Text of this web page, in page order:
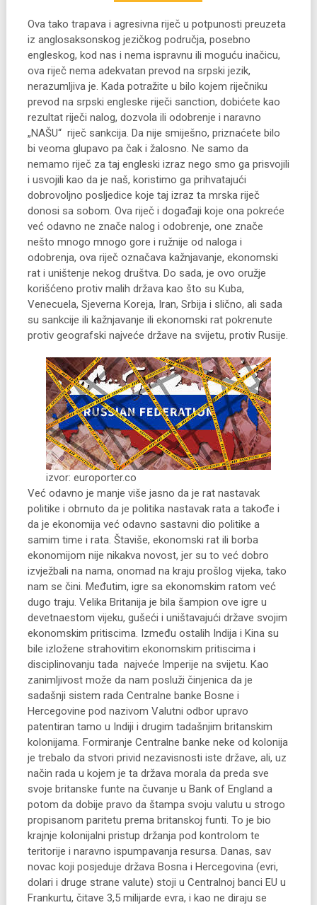
Ova tako trapava i agresivna riječ u potpunosti preuzeta
iz anglosaksonskog jezičkog područja, posebno
engleskog, kod nas i nema ispravnu ili moguću inačicu,
ova riječ nema adekvatan prevod na srpski jezik,
nerazumljiva je. Kada potražite u bilo kojem riječniku
prevod na srpski engleske riječi sanction, dobićete kao
rezultat riječi nalog, dozvola ili odobrenje i naravno
„NAŠU“ riječ sankcija. Da nije smiješno, priznaćete bilo
bi veoma glupavo pa čak i žalosno. Ne samo da
nemamo riječ za taj engleski izraz nego smo ga prisvojili
i usvojili kao da je naš, koristimo ga prihvatajući
dobrovoljno posljedice koje taj izraz ta mrska riječ
donosi sa sobom. Ova riječ i događaji koje ona pokreće
već odavno ne znače nalog i odobrenje, one znače
nešto mnogo mnogo gore i ružnije od naloga i
odobrenja, ova riječ označava kažnjavanje, ekonomski
rat i uništenje nekog društva. Do sada, je ovo oružje
korišćeno protiv malih država kao što su Kuba,
Venecuela, Sjeverna Koreja, Iran, Srbija i slično, ali sada
su sankcije ili kažnjavanje ili ekonomski rat pokrenute
protiv geografski najveće države na svijetu, protiv Rusije.
izvor: europorter.co
Već odavno je manje više jasno da je rat nastavak
politike i obrnuto da je politika nastavak rata a takođe i
da je ekonomija već odavno sastavni dio politike a
samim time i rata. Štaviše, ekonomski rat ili borba
ekonomijom nije nikakva novost, jer su to već dobro
izvježbali na nama, onomad na kraju prošlog vijeka, tako
nam se čini. Međutim, igre sa ekonomskim ratom već
dugo traju. Velika Britanija je bila šampion ove igre u
devetnaestom vijeku, gušeći i uništavajući države svojim
ekonomskim pritiscima. Između ostalih Indija i Kina su
bile izložene strahovitim ekonomskim pritiscima i
disciplinovanju tada najveće Imperije na svijetu. Kao
zanimljivost može da nam posluži činjenica da je
sadašnji sistem rada Centralne banke Bosne i
Hercegovine pod nazivom Valutni odbor upravo
patentiran tamo u Indiji i drugim tadašnjim britanskim
kolonijama. Formiranje Centralne banke neke od kolonija
je trebalo da stvori privid nezavisnosti iste države, ali, uz
način rada u kojem je ta država morala da preda sve
svoje britanske funte na čuvanje u Bank of England a
potom da dobije pravo da štampa svoju valutu u strogo
propisanom paritetu prema britanskoj funti. To je bio
krajnje kolonijalni pristup držanja pod kontrolom te
teritorije i naravno ispumpavanja resursa. Danas, sav
novac koji posjeduje država Bosna i Hercegovina (evri,
dolari i druge strane valute) stoji u Centralnoj banci EU u
Frankurtu, čitave 3,5 milijarde evra, i kao ne diraju se